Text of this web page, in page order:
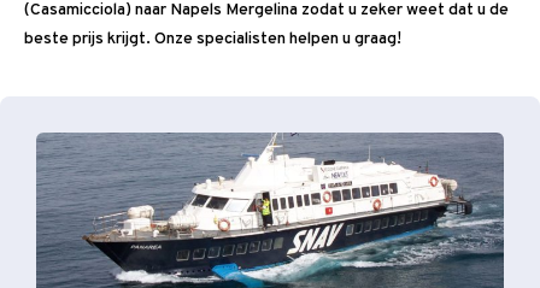
(Casamicciola) naar Napels Mergelina zodat u zeker weet dat u de
beste prijs krijgt. Onze specialisten helpen u graag!